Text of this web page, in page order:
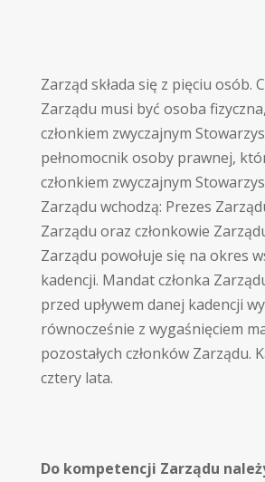
Zarząd składa się z pięciu osób.
Zarządu musi być osoba
członkiem zwyczajnym
pełnomocnik osoby prawnej,
członkiem zwyczajnym
Zarządu wchodzą: Prezes
Zarządu oraz członkowie
Zarządu powołuje się na okres
kadencji. Mandat członka
przed upływem danej kadencji
równocześnie z wygaśnięciem
pozostałych członków Zarządu.
cztery lata.
Do kompetencji Zarządu